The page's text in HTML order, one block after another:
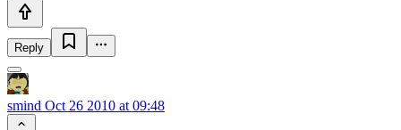
Reply
smind Oct 26 2010 at 09:48